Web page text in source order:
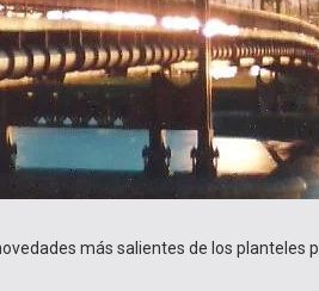
más salientes de los